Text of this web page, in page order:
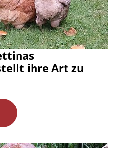
ihre Art zu